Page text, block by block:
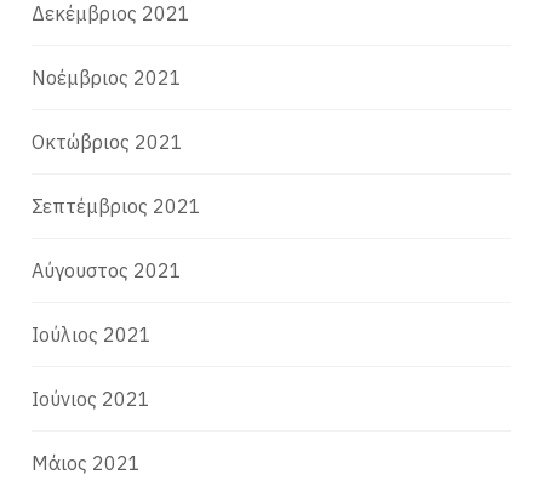
Δεκέμβριος 2021
Νοέμβριος 2021
Οκτώβριος 2021
Σεπτέμβριος 2021
Αύγουστος 2021
Ιούλιος 2021
Ιούνιος 2021
Μάιος 2021